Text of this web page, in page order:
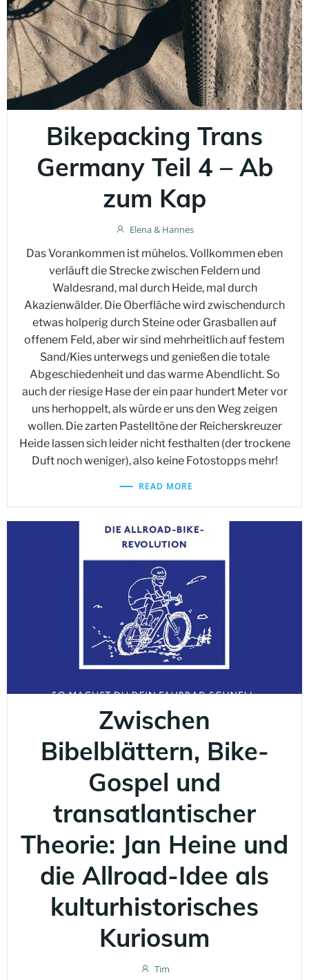
Bikepacking Trans
Germany Teil 4 – Ab
zum Kap
Elena & Hannes
Das Vorankommen ist mühelos. Vollkommen eben
verläuft die Strecke zwischen Feldern und
Waldesrand, mal durch Heide, mal durch
Akazienwälder. Die Oberfläche wird zwischendurch
etwas holperig durch Steine oder Grasballen auf
offenem Feld, aber wir sind mehrheitlich auf festem
Sand/Kies unterwegs und genießen die totale
Abgeschiedenheit und das warme Abendlicht. So
auch der riesige Hase der ein paar hundert Meter vor
uns herhoppelt, als würde er uns den Weg zeigen
wollen. Die zarten Pastelltöne der Reicherskreuzer
Heide lassen sich leider nicht festhalten (der trockene
Duft noch weniger), also keine Fotostopps mehr!
READ MORE
Zwischen
Bibelblättern, Bike-
Gospel und
transatlantischer
Theorie: Jan Heine und
die Allroad-Idee als
kulturhistorisches
Kuriosum
Tim